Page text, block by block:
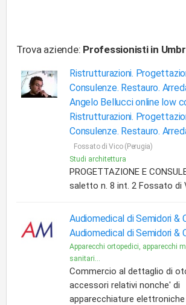
Trova aziende: Professionisti in
Ristrutturazioni.
Consulenze. Restauro.
Angelo Bellucci online low
Ristrutturazioni.
Consulenze. Restauro.
Fossato di Vico (Perugia)
Studi architettura
PROGETTAZIONE E
saletto n. 8 int. 2 Fossato di
Audiomedical di Semidori &
Audiomedical di Semidori &
Apparecchi ortopedici, apparecchi
sanitari...
Commercio al dettaglio di
accessori relativi nonche' di
apparecchiature